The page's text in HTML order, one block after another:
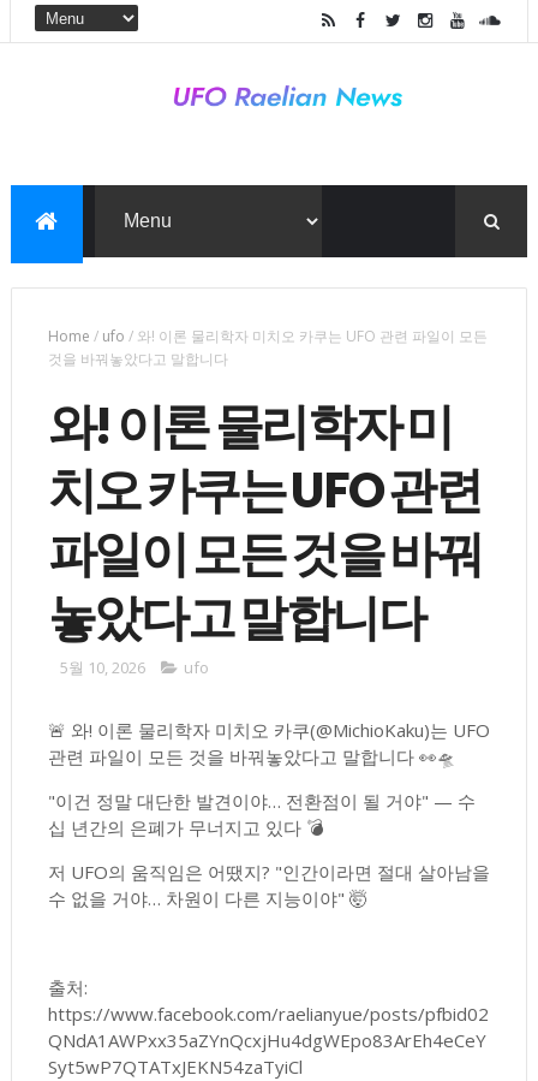
Home / ufo / 와! 이론 물리학자 미치오 카쿠는 UFO 관련 파일이 모든
것을 바꿔놓았다고 말합니다
와! 이론 물리학자 미
치오 카쿠는 UFO 관련
파일이 모든 것을 바꿔
놓았다고 말합니다
5월 10, 2026 ufo
🚨 와! 이론 물리학자 미치오 카쿠(@MichioKaku)는 UFO
관련 파일이 모든 것을 바꿔놓았다고 말합니다 👀🛸
"이건 정말 대단한 발견이야… 전환점이 될 거야" — 수
십 년간의 은폐가 무너지고 있다 💣
저 UFO의 움직임은 어땠지? "인간이라면 절대 살아남을
수 없을 거야… 차원이 다른 지능이야" 🤯
출처:
https://www.facebook.com/raelianyue/posts/pfbid02
QNdA1AWPxx35aZYnQcxjHu4dgWEpo83ArEh4eCeY
Syt5wP7QTATxJEKN54zaTyiCl